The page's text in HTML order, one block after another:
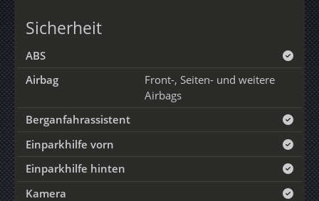
Sicherheit
ABS
Airbag
Front-, Seiten- und weitere
Airbags
Berganfahrassistent
Einparkhilfe vorn
Einparkhilfe hinten
Kamera